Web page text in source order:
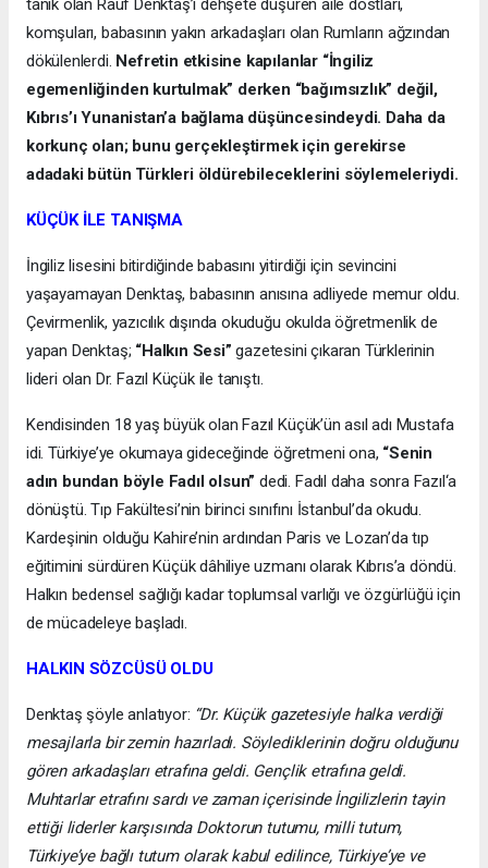
tanık olan Rauf Denktaş’ı dehşete düşüren aile dostları,
komşuları, babasının yakın arkadaşları olan Rumların ağzından
dökülenlerdi. Nefretin etkisine kapılanlar “İngiliz
egemenliğinden kurtulmak” derken “bağımsızlık” değil,
Kıbrıs’ı Yunanistan’a bağlama düşüncesindeydi. Daha da
korkunç olan; bunu gerçekleştirmek için gerekirse
adadaki bütün Türkleri öldürebileceklerini söylemeleriydi.
KÜÇÜK İLE TANIŞMA
İngiliz lisesini bitirdiğinde babasını yitirdiği için sevincini
yaşayamayan Denktaş, babasının anısına adliyede memur oldu.
Çevirmenlik, yazıcılık dışında okuduğu okulda öğretmenlik de
yapan Denktaş; “Halkın Sesi”gazetesini çıkaran Türklerinin
lideri olan Dr. Fazıl Küçük ile tanıştı.
Kendisinden 18 yaş büyük olan Fazıl Küçük’ün asıl adı Mustafa
idi. Türkiye’ye okumaya gideceğinde öğretmeni ona, “Senin
adın bundan böyle Fadıl olsun” dedi. Fadıl daha sonra Fazıl‘a
dönüştü. Tıp Fakültesi’nin birinci sınıfını İstanbul’da okudu.
Kardeşinin olduğu Kahire’nin ardından Paris ve Lozan’da tıp
eğitimini sürdüren Küçük dâhiliye uzmanı olarak Kıbrıs’a döndü.
Halkın bedensel sağlığı kadar toplumsal varlığı ve özgürlüğü için
de mücadeleye başladı.
HALKIN SÖZCÜSÜ OLDU
Denktaş şöyle anlatıyor: “Dr. Küçük gazetesiyle halka verdiği
mesajlarla bir zemin hazırladı. Söylediklerinin doğru olduğunu
gören arkadaşları etrafına geldi. Gençlik etrafına geldi.
Muhtarlar etrafını sardı ve zaman içerisinde İngilizlerin tayin
ettiği liderler karşısında Doktorun tutumu, milli tutum,
Türkiye’ye bağlı tutum olarak kabul edilince, Türkiye’ye ve